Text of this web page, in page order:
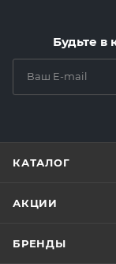
Будьте в
КАТАЛОГ
АКЦИИ
БРЕНДЫ